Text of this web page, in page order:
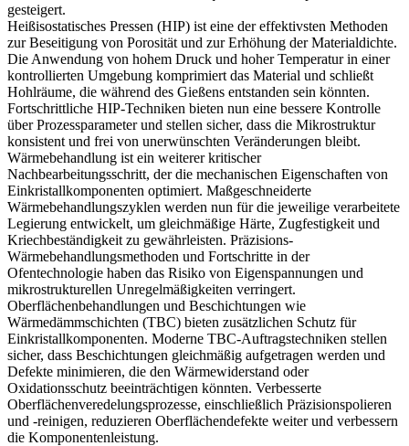
gesteigert.
Heißisostatisches Pressen (HIP) ist eine der effektivsten Methoden
zur Beseitigung von Porosität und zur Erhöhung der Materialdichte.
Die Anwendung von hohem Druck und hoher Temperatur in einer
kontrollierten Umgebung komprimiert das Material und schließt
Hohlräume, die während des Gießens entstanden sein könnten.
Fortschrittliche HIP-Techniken bieten nun eine bessere Kontrolle
über Prozessparameter und stellen sicher, dass die Mikrostruktur
konsistent und frei von unerwünschten Veränderungen bleibt.
Wärmebehandlung ist ein weiterer kritischer
Nachbearbeitungsschritt, der die mechanischen Eigenschaften von
Einkristallkomponenten optimiert. Maßgeschneiderte
Wärmebehandlungszyklen werden nun für die jeweilige verarbeitete
Legierung entwickelt, um gleichmäßige Härte, Zugfestigkeit und
Kriechbeständigkeit zu gewährleisten. Präzisions-
Wärmebehandlungsmethoden und Fortschritte in der
Ofentechnologie haben das Risiko von Eigenspannungen und
mikrostrukturellen Unregelmäßigkeiten verringert.
Oberflächenbehandlungen und Beschichtungen wie
Wärmedämmschichten (TBC) bieten zusätzlichen Schutz für
Einkristallkomponenten. Moderne TBC-Auftragstechniken stellen
sicher, dass Beschichtungen gleichmäßig aufgetragen werden und
Defekte minimieren, die den Wärmewiderstand oder
Oxidationsschutz beeinträchtigen könnten. Verbesserte
Oberflächenveredelungsprozesse, einschließlich Präzisionspolieren
und -reinigen, reduzieren Oberflächendefekte weiter und verbessern
die Komponentenleistung.